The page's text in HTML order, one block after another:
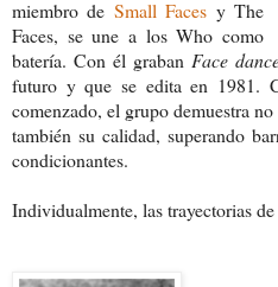
miembro de Small Faces y The
Faces, se une a los Who como
batería. Con él graban Face
futuro y que se edita en 1981.
comenzado, el grupo demuestra
también su calidad, superando
condicionantes.
Individualmente, las trayectorias